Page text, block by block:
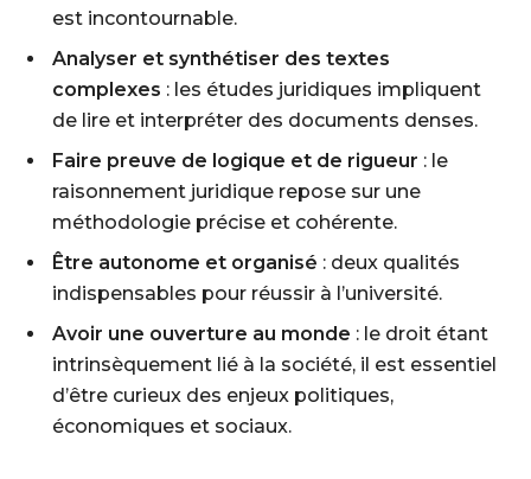
est incontournable.
Analyser et synthétiser des textes
complexes : les études juridiques impliquent
de lire et interpréter des documents denses.
Faire preuve de logique et de rigueur : le
raisonnement juridique repose sur une
méthodologie précise et cohérente.
Être autonome et organisé : deux qualités
indispensables pour réussir à l’université.
Avoir une ouverture au monde : le droit étant
intrinsèquement lié à la société, il est essentiel
d’être curieux des enjeux politiques,
économiques et sociaux.